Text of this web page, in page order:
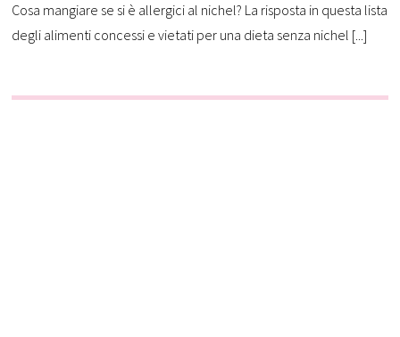
Cosa mangiare se si è allergici al nichel? La risposta in questa lista
degli alimenti concessi e vietati per una dieta senza nichel [...]